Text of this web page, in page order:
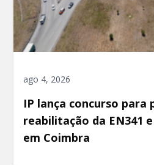
ago 4, 2026
IP lança concurso para
reabilitação da EN341
em Coimbra